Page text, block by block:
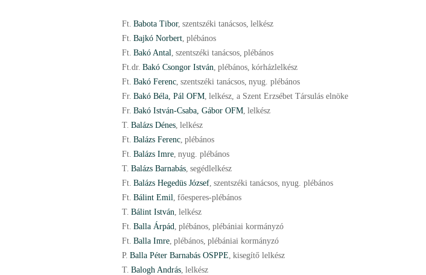
Ft. Babota Tibor, szentszéki tanácsos, lelkész
Ft. Bajkó Norbert, plébános
Ft. Bakó Antal, szentszéki tanácsos, plébános
Ft.dr. Bakó Csongor István, plébános, kórházlelkész
Ft. Bakó Ferenc, szentszéki tanácsos, nyug. plébános
Fr. Bakó Béla, Pál OFM, lelkész, a Szent Erzsébet Társulás elnöke
Fr. Bakó István-Csaba, Gábor OFM, lelkész
T. Balázs Dénes, lelkész
Ft. Balázs Ferenc, plébános
Ft. Balázs Imre, nyug. plébános
T. Balázs Barnabás, segédlelkész
Ft. Balázs Hegedüs József, szentszéki tanácsos, nyug. plébános
Ft. Bálint Emil, főesperes-plébános
T. Bálint István, lelkész
Ft. Balla Árpád, plébános, plébániai kormányzó
Ft. Balla Imre, plébános, plébániai kormányzó
P. Balla Péter Barnabás OSPPE, kisegítő lelkész
T. Balogh András, lelkész